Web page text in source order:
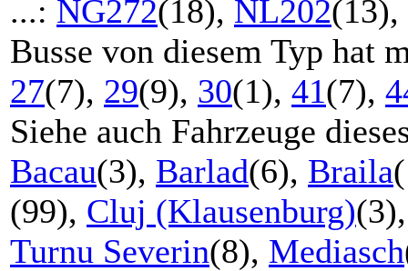
...: NG272(18), NL202(13),
Busse von diesem Typ hat
27(7), 29(9), 30(1), 41(7),
Siehe auch Fahrzeuge
Bacau(3), Barlad(6), Braila
(99), Cluj (Klausenburg)
Turnu Severin(8), Mediasch